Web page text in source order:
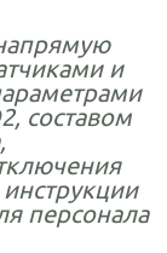
и
составом
персонала